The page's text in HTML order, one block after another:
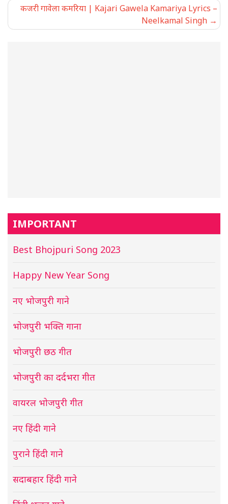
कजरी गावेला कमरिया | Kajari Gawela Kamariya Lyrics –
Neelkamal Singh
IMPORTANT
Best Bhojpuri Song 2023
Happy New Year Song
नए भोजपुरी गाने
भोजपुरी भक्ति गाना
भोजपुरी छठ गीत
भोजपुरी का दर्दभरा गीत
वायरल भोजपुरी गीत
नए हिंदी गाने
पुराने हिंदी गाने
सदाबहार हिंदी गाने